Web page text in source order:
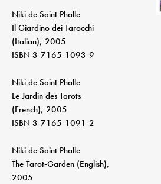
Niki de Saint Phalle
Il Giardino dei Tarocchi
(Italian), 2005
ISBN 3-7165-1093-9
Niki de Saint Phalle
Le Jardin des Tarots
(French), 2005
ISBN 3-7165-1091-2
Niki de Saint Phalle
The Tarot-Garden (English),
2005